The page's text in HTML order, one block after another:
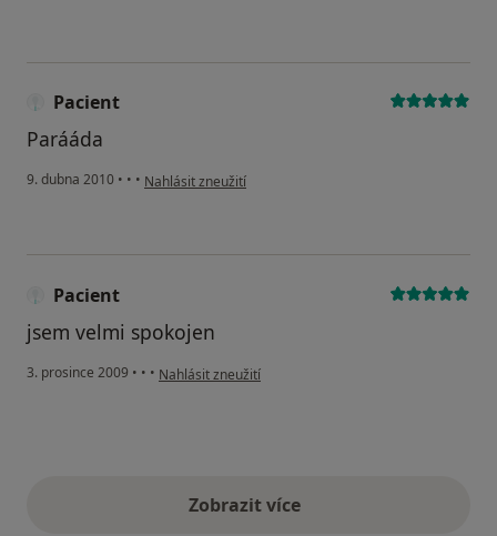
Pacient
Parááda
9. dubna 2010 • • • podle názoru uživatele Pacient
Nahlásit zneužití
Pacient
jsem velmi spokojen
3. prosince 2009 • • • podle názoru uživatele Pacient
Nahlásit zneužití
Zobrazit vícevýše uvedené názory